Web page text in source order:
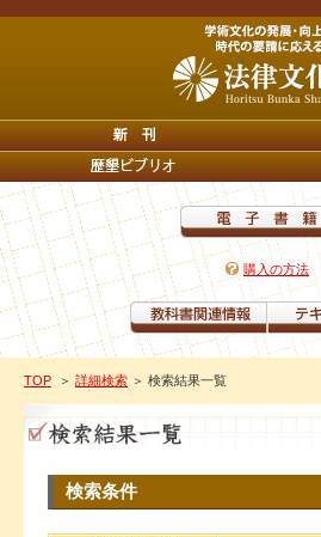
購入の方法
TOP ＞ 詳細検索 ＞ 検索結果一覧
検索条件